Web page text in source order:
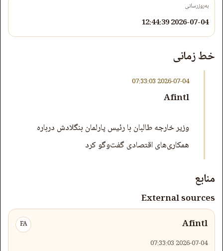
به‌روزرسانی
2026-07-04 12:44:39
خط زمانی
2026-07-04 07:33:03
Afintl
وزیر خارجه طالبان با رئیس پارلمان بنگلادش درباره
همکاری‌های اقتصادی گفت‌وگو کرد
منابع
External sources
Afintl
FA
2026-07-04 07:33:03